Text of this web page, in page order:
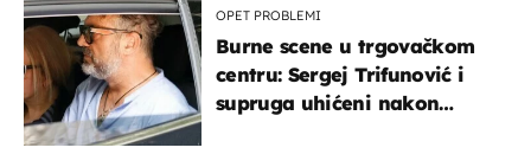
OPET PROBLEMI
Burne scene u trgovačkom
centru: Sergej Trifunović i
supruga uhićeni nakon